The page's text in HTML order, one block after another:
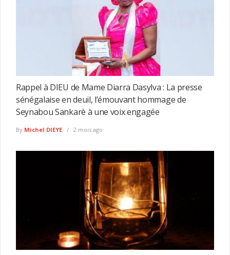
Rappel à DIEU de Mame Diarra Dasylva : La presse
sénégalaise en deuil, l’émouvant hommage de
Seynabou Sankarè à une voix engagée
By Michel DIEYE 2 mois ago